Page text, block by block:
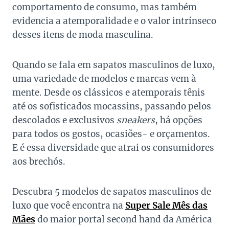
comportamento de consumo, mas também
evidencia a atemporalidade e o valor intrínseco
desses itens de moda masculina.
Quando se fala em sapatos masculinos de luxo,
uma variedade de modelos e marcas vem à
mente. Desde os clássicos e atemporais tênis
até os sofisticados mocassins, passando pelos
descolados e exclusivos sneakers, há opções
para todos os gostos, ocasiões- e orçamentos.
E é essa diversidade que atrai os consumidores
aos brechós.
Descubra 5 modelos de sapatos masculinos de
luxo que você encontra na Super Sale Mês das
Mãesdo maior portal second hand da América